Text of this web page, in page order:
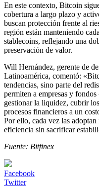
En este contexto, Bitcoin
cobertura a largo plazo y
buscan protección frente al
región están manteniendo
stablecoins, reflejando una
preservación de valor.
Will Hernández, gerente de
Latinoamérica, comentó:
tendencias, sino parte del
permiten a empresas y
gestionar la liquidez, cubrir
procesos financieros a un
Por ello, cada vez las
eficiencia sin sacrificar
Fuente: Bitfinex
Facebook
Twitter